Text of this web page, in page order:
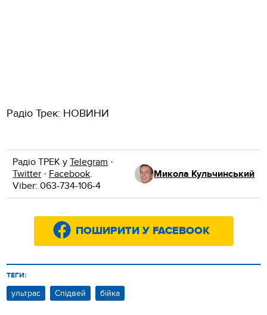
Радіо Трек: НОВИНИ
Радіо ТРЕК уTelegram ·
Twitter · Facebook.
Viber: 063-734-106-4
Микола Кульчинський
ПОШИРИТИ У FACEBOOK
ТЕГИ:
ультрас Спідвей бійка